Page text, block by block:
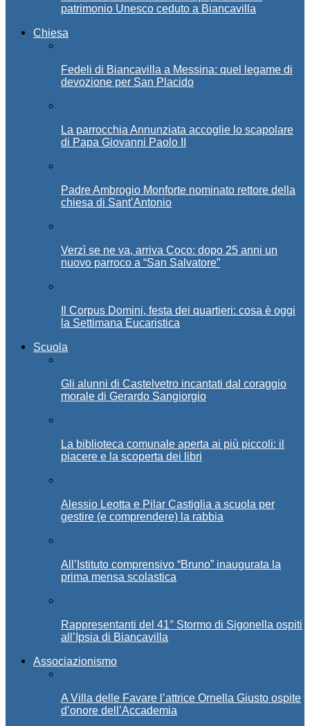
patrimonio Unesco ceduto a Biancavilla
Chiesa
Fedeli di Biancavilla a Messina: quel legame di
devozione per San Placido
La parrocchia Annunziata accoglie lo scapolare
di Papa Giovanni Paolo II
Padre Ambrogio Monforte nominato rettore della
chiesa di Sant’Antonio
Verzì se ne va, arriva Coco: dopo 25 anni un
nuovo parroco a “San Salvatore”
Il Corpus Domini, festa dei quartieri: cosa è oggi
la Settimana Eucaristica
Scuola
Gli alunni di Castelvetro incantati dal coraggio
morale di Gerardo Sangiorgio
La biblioteca comunale aperta ai più piccoli: il
piacere e la scoperta dei libri
Alessio Leotta e Pilar Castiglia a scuola per
gestire (e comprendere) la rabbia
All’Istituto comprensivo “Bruno” inaugurata la
prima mensa scolastica
Rappresentanti del 41° Stormo di Sigonella ospiti
all’Ipsia di Biancavilla
Associazionismo
A Villa delle Favare l’attrice Ornella Giusto ospite
d’onore dell’Accademia